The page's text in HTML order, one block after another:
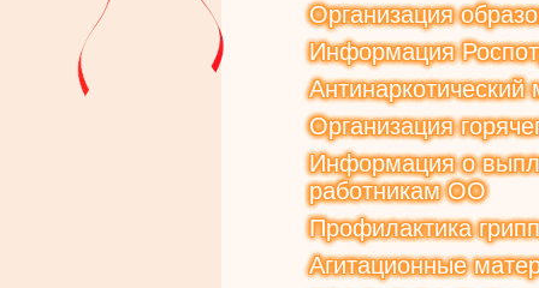
Организация
Информация
Антинаркотический
Организация
Информация о
работникам ОО
Профилактика
Агитационные